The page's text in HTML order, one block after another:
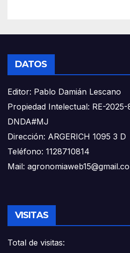
DATOS
Editor: Pablo Damián Lescano
Propiedad Intelectual: RE-
DNDA#MJ
Dirección: ARGERICH 1095 3 D
Teléfono: 1128710814
Mail:
VISITAS
Total de visitas: